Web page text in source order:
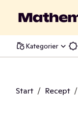
Kategorier
Start / Recept /